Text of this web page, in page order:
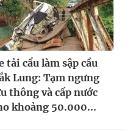
355 932
897
tải cẩu làm sập cầu
Lung: Tạm ngưng
thông và cấp nước
khoảng 50.000...